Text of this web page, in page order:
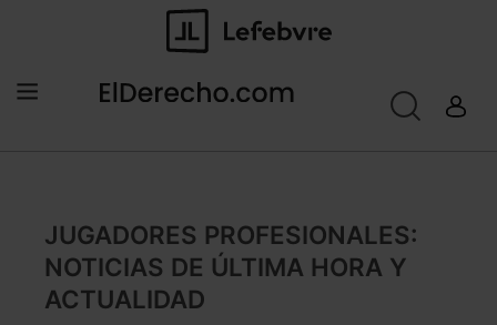
JUGADORES PROFESIONALES:
NOTICIAS DE ÚLTIMA HORA Y
ACTUALIDAD